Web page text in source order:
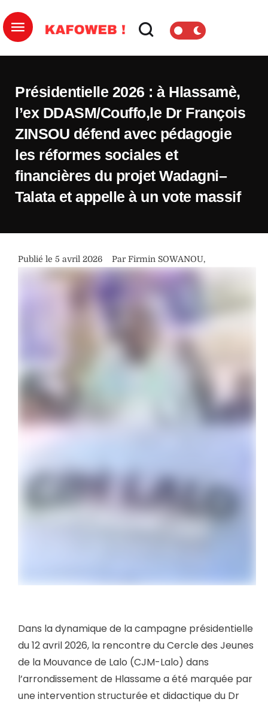
Présidentielle 2026 : à Hlassamè,
l’ex DDASM/Couffo,le Dr François
ZINSOU défend avec pédagogie
les réformes sociales et
financières du projet Wadagni–
Talata et appelle à un vote massif
Publié le 5 avril 2026 Par Firmin SOWANOU,
Dans la dynamique de la campagne présidentielle
du 12 avril 2026, la rencontre du Cercle des Jeunes
de la Mouvance de Lalo (CJM-Lalo) dans
l’arrondissement de Hlassame a été marquée par
une intervention structurée et didactique du Dr